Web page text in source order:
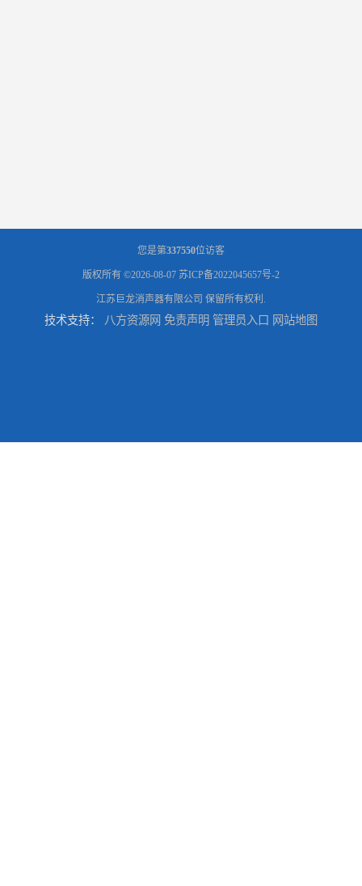
您是第337550位访客
版权所有 ©2026-08-07 苏ICP备2022045657号-2
江苏巨龙消声器有限公司 保留所有权利.
技术支持： 八方资源网 免责声明 管理员入口 网站地图